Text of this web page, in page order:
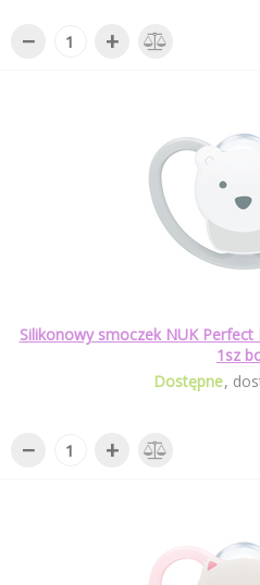
− +
Silikonowy smoczek NUK Perfect
1sz
Dostępne
− +